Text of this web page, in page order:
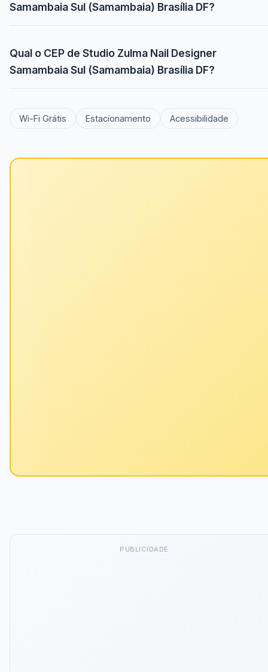
Samambaia Sul (Samambaia) Brasília DF?
Qual o CEP de Studio Zulma Nail Designer
Samambaia Sul (Samambaia) Brasília DF?
Wi-Fi Grátis Estacionamento Acessibilidade
PUBLICIDADE